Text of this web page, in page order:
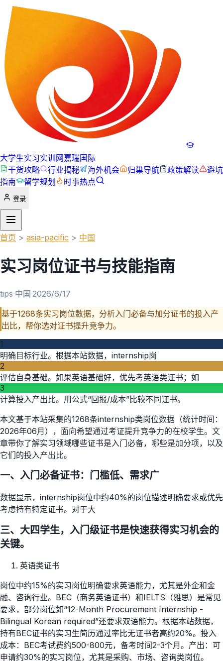
大学生实习实训网嘉瑞国际
干货攻略
行业揭秘 海外机会 归巢导航 政策解读
避坑
指南
留学规划 时事热点
登录
首页 > asia-pacific > 中国
实习岗位证书与技能指南
tips·中国·2026/6/17
基于1268条实习岗位数据，分析入门必备与加分证书的投入产
出比，帮你选对证书提升竞争力。
1
明确目标行业。根据本站数据，internship岗
2
评估自身基础。如果英语基础好，优先考英语类证书；如
3
计算投入产出比。用公式“回报/成本”比较不同证书。
本文基于本站采集的1268条internship类岗位数据（统计时间：
2026年06月），面向希望通过考证提升竞争力的在校学生。文
章带你了解实习领域哪些证书是入门必备，哪些是加分项，以及
它们的投入产出比。
一、入门必备证书：门槛低、需求广
数据显示，internship岗位中约40%的岗位描述明确要求或优先
考虑持有特定证书。对于大
三、大四学生，入门级证书是快速获得实习机会的
关键。
英语类证书
岗位中约15%的实习岗位明确要求英语能力，尤其是外企和金
融、咨询行业。BEC（商务英语证书）和IELTS（雅思）是常见
要求，部分岗位如“12-Month Procurement Internship -
Bilingual Korean required”还要求双语能力。根据本站数据，
持有BEC证书的实习生简历通过率比无证书者高约20%。投入
成本：BEC考试费约500-800元，备考时间2-3个月。产出：可
申请约30%的实习岗位，尤其是采购、市场、咨询类岗位。